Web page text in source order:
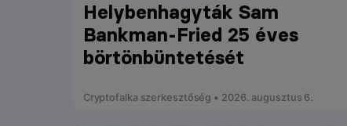
Helybenhagyták Sam
Bankman-Fried 25 éves
börtönbüntetését
Cryptofalka szerkesztőség • 2026. augusztus 6.